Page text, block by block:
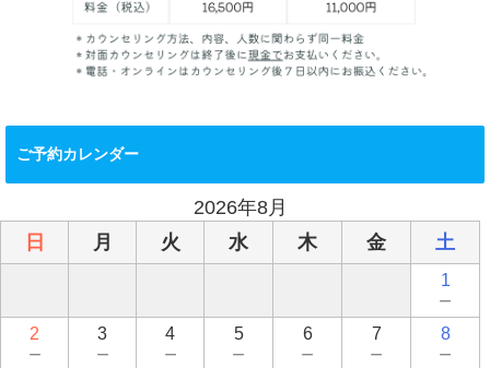
ご予約カレンダー
2026年8月
日
月 火 水 木 金 土
1
－
2
－
3
－
4
－
5
－
6
－
7
－
8
－